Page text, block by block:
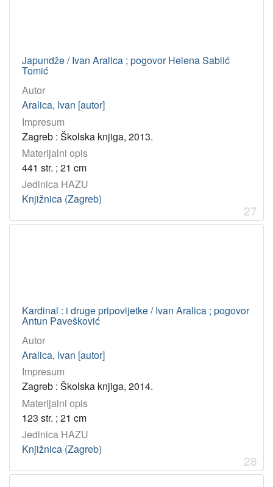
Japundže / Ivan Aralica ; pogovor Helena Sablić
Tomić
Autor
Aralica, Ivan [autor]
Impresum
Zagreb : Školska knjiga, 2013.
Materijalni opis
441 str. ; 21 cm
Jedinica HAZU
Knjižnica (Zagreb)
27
Kardinal : i druge pripovijetke / Ivan Aralica ; pogovor
Antun Pavešković
Autor
Aralica, Ivan [autor]
Impresum
Zagreb : Školska knjiga, 2014.
Materijalni opis
123 str. ; 21 cm
Jedinica HAZU
Knjižnica (Zagreb)
28